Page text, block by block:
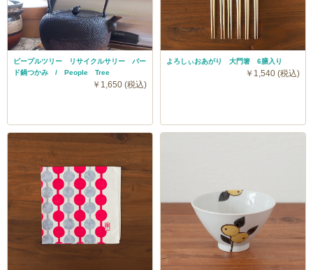
ピープルツリー リサイクルサリー バー
ド鍋つかみ / People Tree
￥1,650 (税込)
よろしぃおあがり 大門箸 6膳入り
￥1,540 (税込)